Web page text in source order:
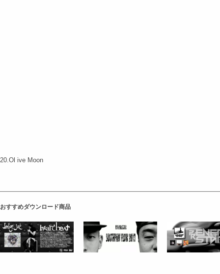
20.Ol ive Moon
おすすめダウンロード商品